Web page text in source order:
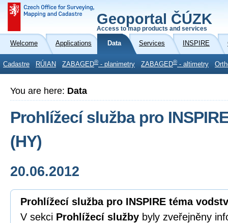
Geoportal ČÚZK
Access to map products and services
Welcome Applications Data Services INSPIRE
Cadastre RÚIAN ZABAGED® - planimetry ZABAGED® - altimetry
You are here: Data
Prohlížecí služba pro
(HY)
20.06.2012
Prohlížecí služba pro INSPIRE téma
V sekci Prohlížecí služby byly zveřejněny